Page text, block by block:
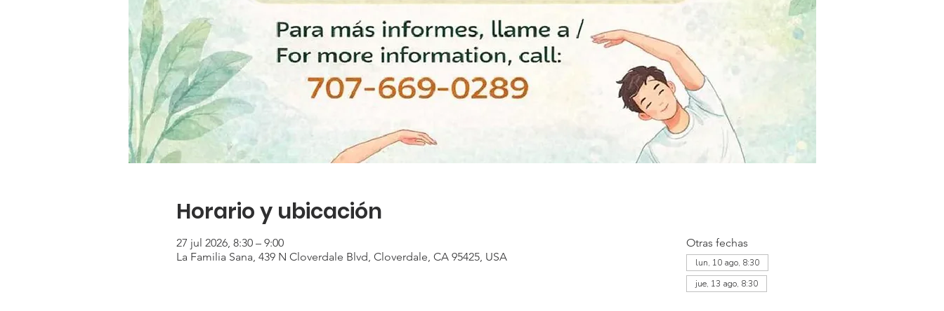
Horario y ubicación
27 jul 2026, 8:30 – 9:00
La Familia Sana, 439 N Cloverdale Blvd, Cloverdale, CA 95425, USA
Otras fechas
lun, 10 ago, 8:30
jue, 13 ago, 8:30